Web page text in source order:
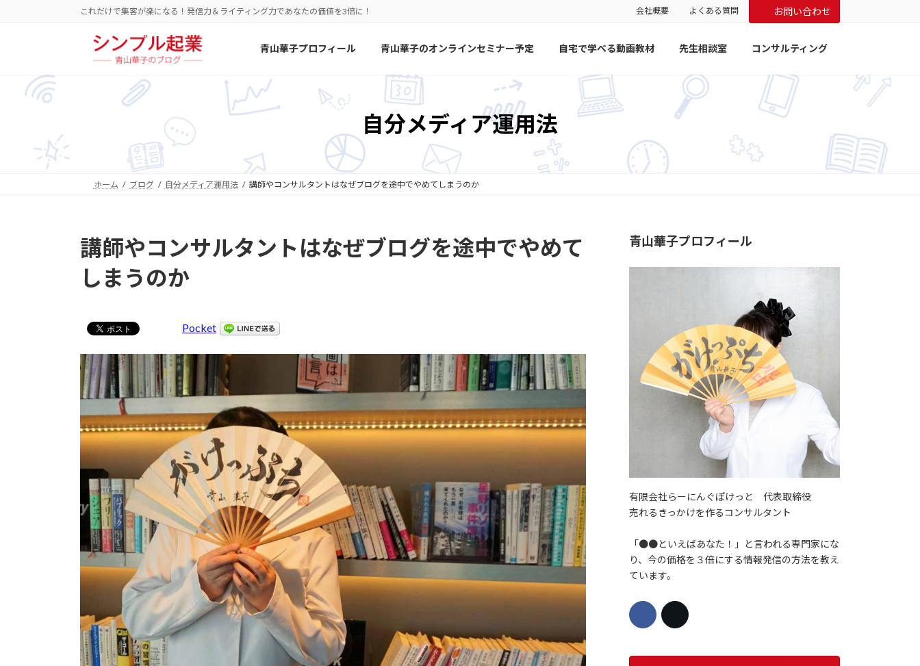
これだけで集客が楽になる！発信力＆ライティング力であなたの価値を3倍に！ 会社概要 よくある質問 お問い合わせ
青山華子プロフィール 青山華子のオンラインセミナー予定 自宅で学べる動画教材 先生相談室 コンサルティング
自分メディア運用法
ホーム ブログ 自分メディア運用法 講師やコンサルタントはなぜブログを途中でやめてしまうのか
講師やコンサルタントはなぜブログを途中でやめて
しまうのか
Pocket
青山華子プロフィール
有限会社らーにんぐぽけっと 代表取締役
売れるきっかけを作るコンサルタント
「●●といえばあなた！」と言われる専門家にな
り、今の価格を３倍にする情報発信の方法を教え
ています。